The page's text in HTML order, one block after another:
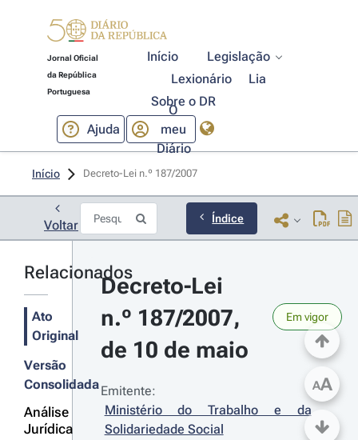
Jornal Oficial
da República
Portuguesa
Início
Legislação
Lexionário
Lia
Sobre o DR
Ajuda
O
meu
Diário
Início Decreto-Lei n.º 187/2007
Voltar Índice
Relacionados
Ato
Original
Versão
Consolidada
Análise
Jurídica
Decreto-Lei
n.º 187/2007,
de 10 de maio
Em vigor
Emitente:
Ministério do Trabalho e da
Solidariedade Social
AA